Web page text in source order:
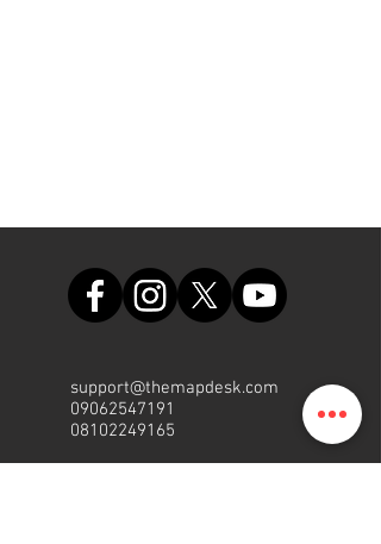
support@themapdesk.com
09062547191
08102249165